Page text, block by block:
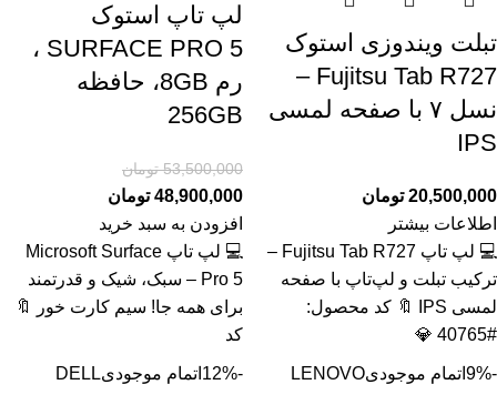
تبلت ویندوزی استوک
Fujitsu Tab R727 –
نسل ۷ با صفحه لمسی
IPS
20,500,000 تومان
اطلاعات بیشتر
💻 لپ تاپ Fujitsu Tab R727 –
ترکیب تبلت و لپ‌تاپ با صفحه
لمسی IPS 🔖 کد محصول:
#40765 💎
لپ تاپ استوک
SURFACE PRO 5 ،
رم 8GB، حافظه
256GB
53,500,000 تومان
48,900,000 تومان
افزودن به سبد خرید
💻 لپ تاپ Microsoft Surface
Pro 5 – سبک، شیک و قدرتمند
برای همه جا! سیم کارت خور 🔖
کد
-9% اتمام موجودیLENOVO
-12% اتمام موجودیDELL